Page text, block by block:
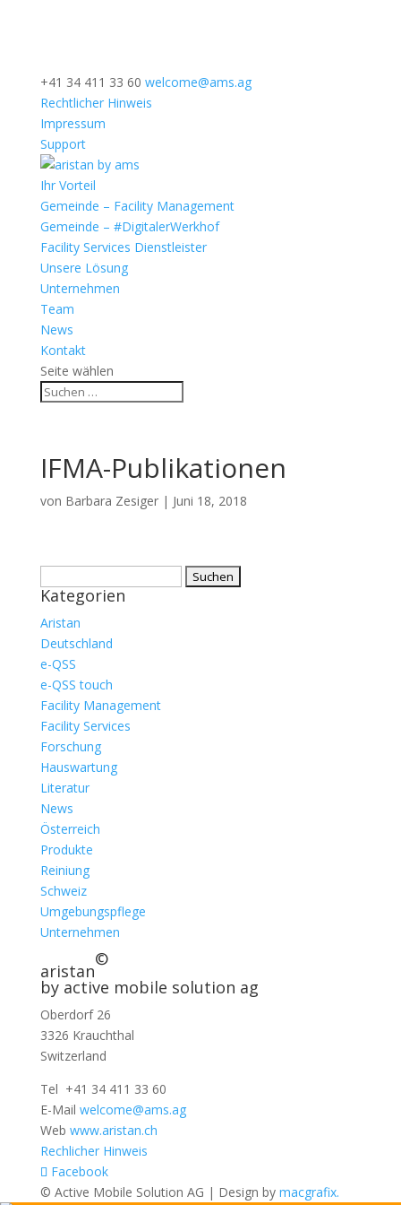
+41 34 411 33 60 welcome@ams.ag
Rechtlicher Hinweis
Impressum
Support
Ihr Vorteil
Gemeinde – Facility Management
Gemeinde – #DigitalerWerkhof
Facility Services Dienstleister
Unsere Lösung
Unternehmen
Team
News
Kontakt
Seite wählen
IFMA-Publikationen
von Barbara Zesiger| Juni 18, 2018
nach:
Kategorien
Aristan
Deutschland
e-QSS
e-QSS touch
Facility Management
Facility Services
Forschung
Hauswartung
Literatur
News
Österreich
Produkte
Reiniung
Schweiz
Umgebungspflege
Unternehmen
aristan
©
by active mobile solution ag
Oberdorf 26
3326 Krauchthal
Switzerland
Tel +41 34 411 33 60
E-Mail welcome@ams.ag
Web www.aristan.ch
Rechlicher Hinweis
Facebook
© Active Mobile Solution AG | Design by macgrafix.